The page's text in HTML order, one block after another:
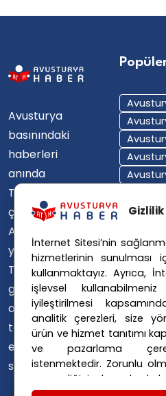
İnternet Sitesi’nin
hizmetlerinin sunulması
kullanmaktayız. Ayrıca,
işlevsel
iyileştirilmesi
analitik çerezleri, size
ürün ve hizmet tanıtımı
ve pazarlama
istenmektedir. Zorunlu
vermediğiniz durumlarda
Avusturya
basınındaki
haberleri
anında
Türkçe'ye
çevirerek,
Avusturya'da
yaşayan
Türklerin ülke
gündemini
ana dillerinde
takip
etmelerini
sağlıyoruz.
Graz
Internet
Itfaiye